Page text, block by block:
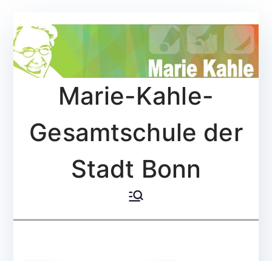
Inhalt
springen
Marie-Kahle-
Gesamtschule der
Stadt Bonn